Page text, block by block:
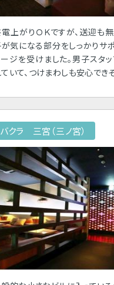
上がりＯＫですが、送迎も
気になる部分をしっかりサ
ジを受けました。男子スタ
いて、つけまわしも安心でき
クラ 三宮（三ノ宮）